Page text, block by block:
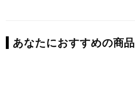
あなたにおすすめの商品